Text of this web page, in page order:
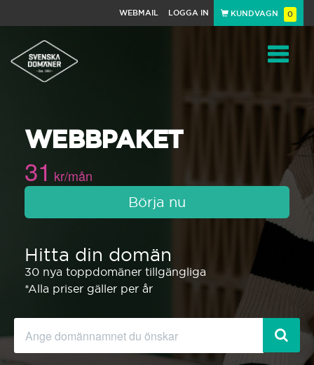
WEBMAIL LOGGA IN KUNDVAGN 0
Toggle
WEBBPAKET
31 kr/mån
Börja nu
Hitta din domän
30 nya toppdomäner tillgängliga
*Alla priser gäller per år